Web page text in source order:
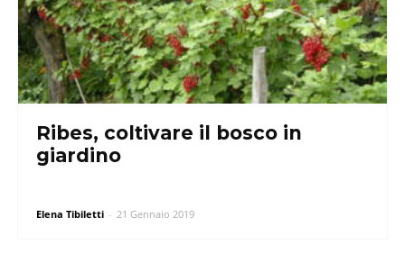
Ribes, coltivare il bosco in
giardino
Elena Tibiletti - 21 Gennaio 2019